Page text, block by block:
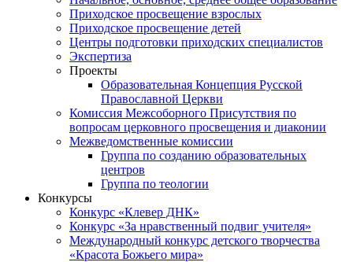
Приходское просвещение взрослых
Приходское просвещение детей
Центры подготовки приходских специалистов
Экспертиза
Проекты
Образовательная Концепция Русской
Православной Церкви
Комиссия Межсоборного Присутствия по
вопросам церковного просвещения и диаконии
Межведомственные комиссии
Группа по созданию образовательных
центров
Группа по теологии
Конкурсы
Конкурс «Клевер ДНК»
Конкурс «За нравственный подвиг учителя»
Международный конкурс детского творчества
«Красота Божьего мира»